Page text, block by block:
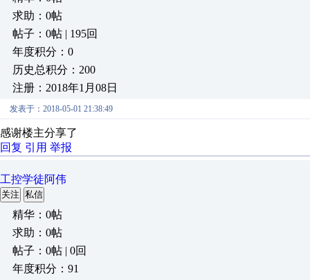
求助：0帖
帖子：0帖 | 195回
年度积分：0
历史总积分：200
注册：2018年1月08日
发表于：2018-05-01 21:38:49
感谢楼主分享了
回复 引用 举报
工控学徒阿伟
关注 私信
精华：0帖
求助：0帖
帖子：0帖 | 0回
年度积分：91